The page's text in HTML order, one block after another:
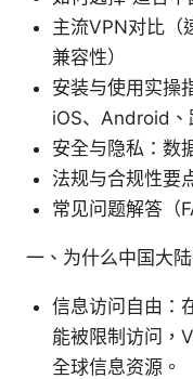
主流VPN对比（
兼容性）
安装与使用实操
iOS、Android、
安全与隐私：数
法规与合规性要
常见问题解答（
一、为什么中国大
信息访问自由：
能被限制访问，
全球信息资源。